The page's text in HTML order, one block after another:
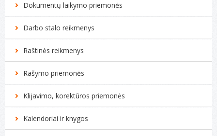
Dokumentų laikymo priemonės
Darbo stalo reikmenys
Raštinės reikmenys
Rašymo priemonės
Klijavimo, korektūros priemonės
Kalendoriai ir knygos